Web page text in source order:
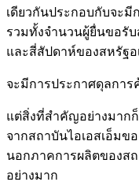
เดียวกันประกอบกับจะมี
รวมทั้งจำนวนผู้ยื่นขอรับ
และสี่สัปดาห์ของสหรัฐอ
จะมีการประกาศดุลการ
แต่สิ่งที่สำคัญอย่างมาก
จากสถาบันไอเอสเอ็มข
นอกภาคการผลิตของสถ
อย่างมาก